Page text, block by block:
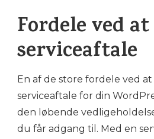
Fordele ved
serviceaftale
En af de store fordele ved at
serviceaftale for din
den løbende
du får adgang til. Med en